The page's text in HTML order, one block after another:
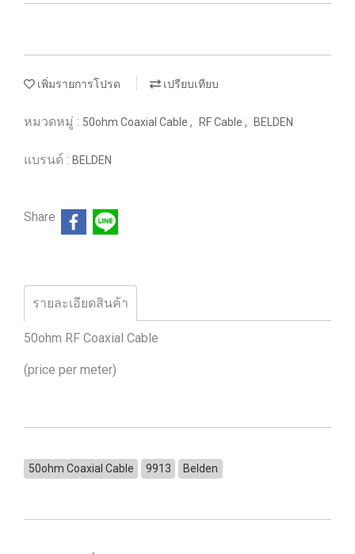
เพิ่มรายการโปรด เปรียบเทียบ
หมวดหมู่ : 50ohm Coaxial Cable , RF Cable , BELDEN
แบรนด์ : BELDEN
Share
รายละเอียดสินค้า
50ohm RF Coaxial Cable
(price per meter)
50ohm Coaxial Cable 9913 Belden